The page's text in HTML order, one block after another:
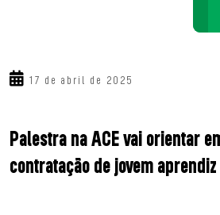
17 de abril de 2025
Palestra na ACE vai orientar
contratação de jovem aprendiz